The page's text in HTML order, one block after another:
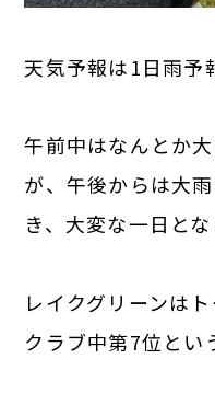
天気予報は1日雨
午前中はなんとか
が、午後からは大
き、大変な一日と
レイクグリーンは
クラブ中第7位とい